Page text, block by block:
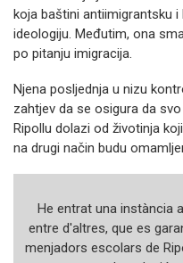
koja baštini antiimigrantsku
ideologiju. Međutim, ona
po pitanju imigracija.
Njena posljednja u nizu
zahtjev da se osigura da
Ripollu dolazi od životinja
na drugi način budu
He entrat una instància
entre d'altres, que es
menjadors escolars de